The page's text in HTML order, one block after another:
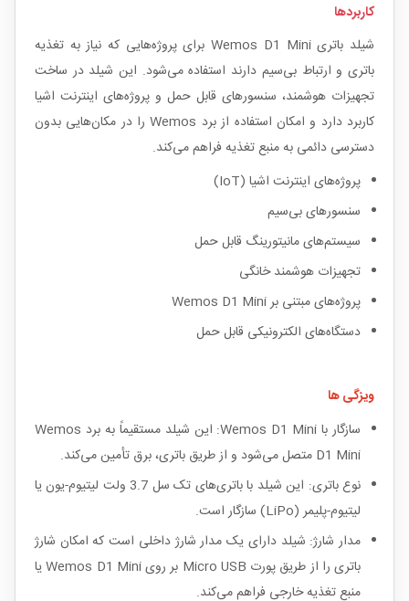
کاربردها
شیلد باتری Wemos D1 Mini برای پروژه‌هایی که نیاز به تغذیه
باتری و ارتباط بی‌سیم دارند استفاده می‌شود. این شیلد در ساخت
تجهیزات هوشمند، سنسورهای قابل حمل و پروژه‌های اینترنت اشیا
کاربرد دارد و امکان استفاده از برد Wemos را در مکان‌هایی بدون
دسترسی دائمی به منبع تغذیه فراهم می‌کند.
پروژه‌های اینترنت اشیا (IoT)
سنسورهای بی‌سیم
سیستم‌های مانیتورینگ قابل حمل
تجهیزات هوشمند خانگی
پروژه‌های مبتنی بر Wemos D1 Mini
دستگاه‌های الکترونیکی قابل حمل
ویزگی ها
سازگار با Wemos D1 Mini: این شیلد مستقیماً به برد Wemos
D1 Mini متصل می‌شود و از طریق باتری، برق تأمین می‌کند.
نوع باتری: این شیلد با باتری‌های تک سل 3.7 ولت لیتیوم-یون یا
لیتیوم-پلیمر (LiPo) سازگار است.
مدار شارژ: شیلد دارای یک مدار شارژ داخلی است که امکان شارژ
باتری را از طریق پورت Micro USB بر روی Wemos D1 Mini یا
منبع تغذیه خارجی فراهم می‌کند.